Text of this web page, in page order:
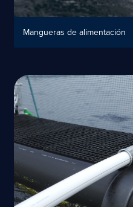
Mangueras de alimentación